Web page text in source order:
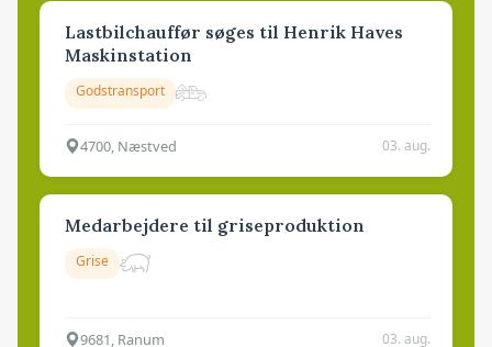
Lastbilchauffør søges til Henrik Haves
Maskinstation
Godstransport
4700, Næstved 03. aug.
Medarbejdere til griseproduktion
Grise
9681, Ranum 03. aug.